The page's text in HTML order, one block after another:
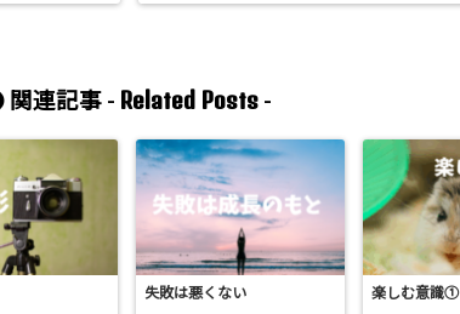
関連記事 - Related Posts-
失敗は悪くない 楽しむ意識①